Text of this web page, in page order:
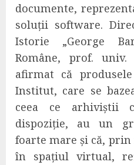
documente,
soluții software. D
Istorie „George
Române, prof.
afirmat că
Institut, care se
ceea ce arhiviștii
dispoziție, au un
foarte mareși că, prin
în spațiul virtual,